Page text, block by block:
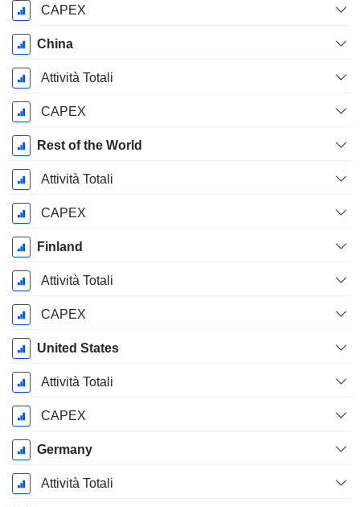
CAPEX
China
Attività Totali
CAPEX
Rest of the World
Attività Totali
CAPEX
Finland
Attività Totali
CAPEX
United States
Attività Totali
CAPEX
Germany
Attività Totali